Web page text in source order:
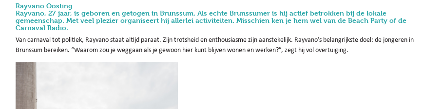
Rayvano Oosting
Rayvano, 27 jaar, is geboren en getogen in Brunssum. Als echte Brunssumer is hij actief betrokken bij de lokale
gemeenschap. Met veel plezier organiseert hij allerlei activiteiten. Misschien ken je hem wel van de Beach Party of de
Carnaval Radio.
Van carnaval tot politiek, Rayvano staat altijd paraat. Zijn trotsheid en enthousiasme zijn aanstekelijk. Rayvano’s belangrijkste doel: de jongeren in
Brunssum bereiken. “Waarom zou je weggaan als je gewoon hier kunt blijven wonen en werken?”, zegt hij vol overtuiging.